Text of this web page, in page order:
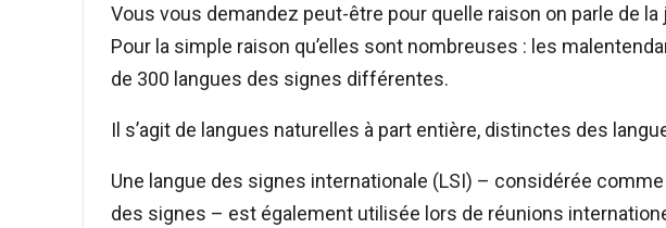
Vous vous demandez peut-être pour quelle raison on parle de
Pour la simple raison qu’elles sont nombreuses : les
de 300 langues des signes différentes.
Il s’agit de langues naturelles à part entière, distinctes des
Une langue des signes internationale (LSI) – considérée
des signes – est également utilisée lors de réunions